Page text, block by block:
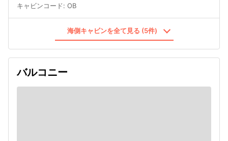
キャビンコード: OB
海側キャビンを全て見る (5件)
バルコニー